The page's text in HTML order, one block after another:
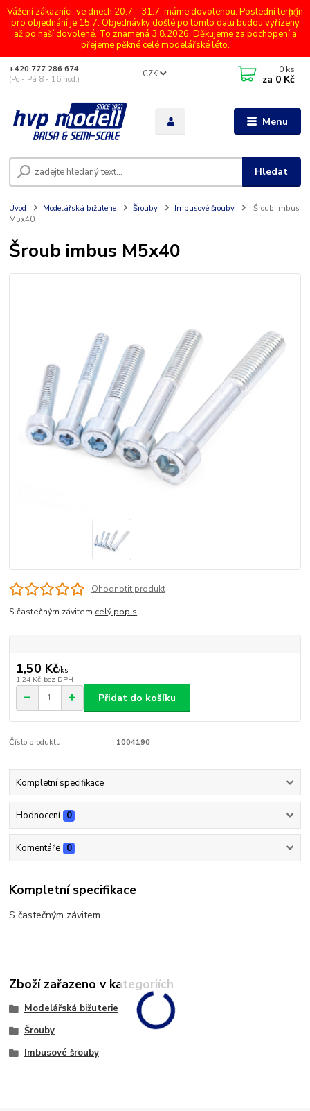
Vážení zákazníci, ve dnech 20.7 - 31.7. máme dovolenou. Poslední termín
pro objednání je 15.7. Objednávky došlé po tomto datu budou vyřízeny
až po naší dovolené. To znamená 3.8.2026. Děkujeme za pochopení a
přejeme pěkné celé modelářské léto.
Menu
CZK
Hledat
+420 777 286 674
(Po - Pá 8 - 16 hod.)
0 ks
za 0 Kč
Úvod Modelářská bižuterie Šrouby Imbusové šrouby
Šroub imbus
M5x40
Šroub imbus M5x40
Ohodnotit produkt
S častečným závitem celý popis
1,50 Kč/ks
1,24 Kč bez DPH
Přidat do košíku
Číslo produktu: 1004190
Kompletní specifikace
Hodnocení 0
Komentáře 0
Kompletní specifikace
S častečným závitem
Zboží zařazeno v kategoriích
Modelářská bižuterie
Šrouby
Imbusové šrouby